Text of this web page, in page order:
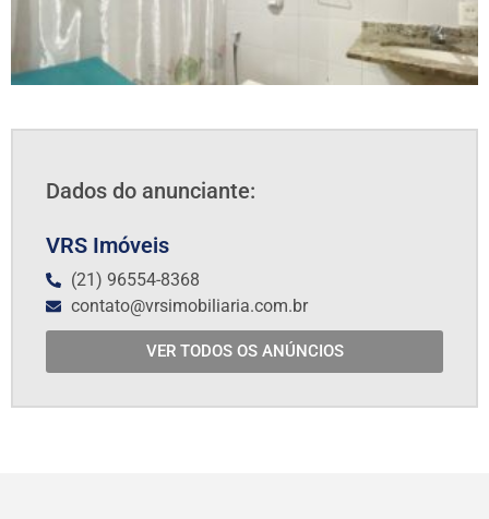
Dados do anunciante:
VRS Imóveis
(21) 96554-8368
contato@vrsimobiliaria.com.br
VER TODOS OS ANÚNCIOS